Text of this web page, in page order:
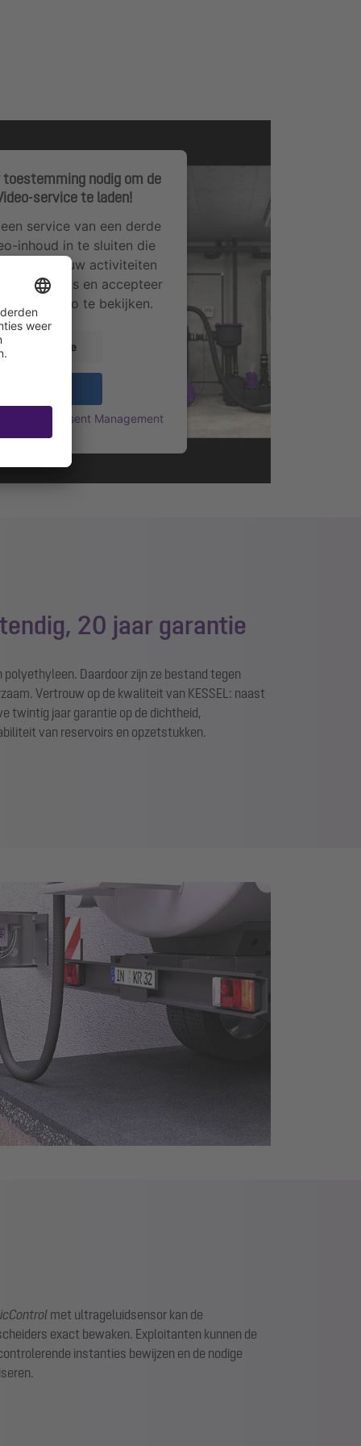
toestemming nodig om de
service te laden!
service van een derde
inhoud in te sluiten die
over uw activiteiten
de details en accepteer
deze video te bekijken.
informatie
Consent Management
Platform
20 jaar garantie
Daardoor zijn ze bestand tegen
Vertrouw op de kwaliteit van KESSEL: naast
twintig jaar garantie op de dichtheid,
van reservoirs en opzetstukken.
met ultrageluidsensor kan de
exact bewaken. Exploitanten kunnen de
instanties bewijzen en de nodige